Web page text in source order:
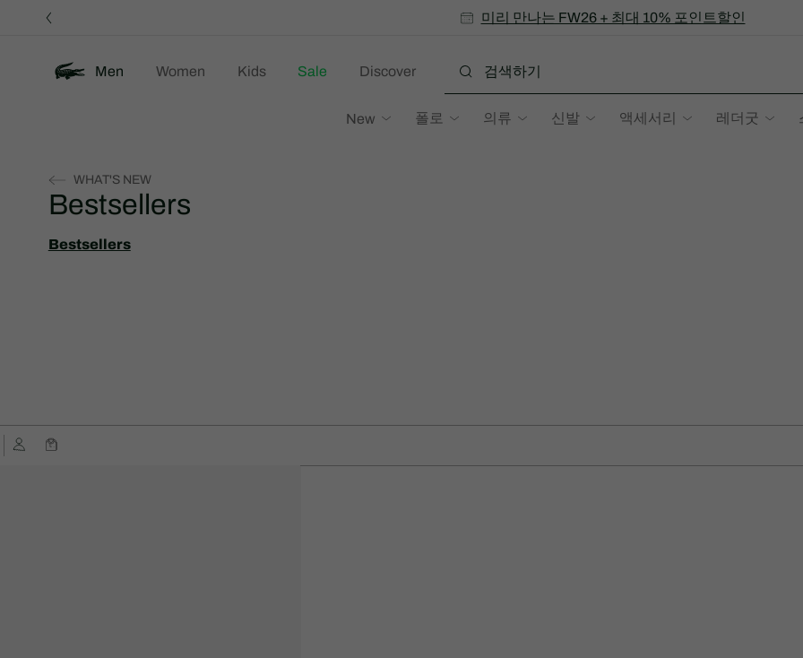
SS26 시즌오프 세일
미리 만나는 FW26 + 최대 10% 포인트할인
Men
New 폴로 의류 신발 액세서리 레더굿
Women Kids Sale Discover
WHAT'S NEW
Bestsellers
Bestsellers